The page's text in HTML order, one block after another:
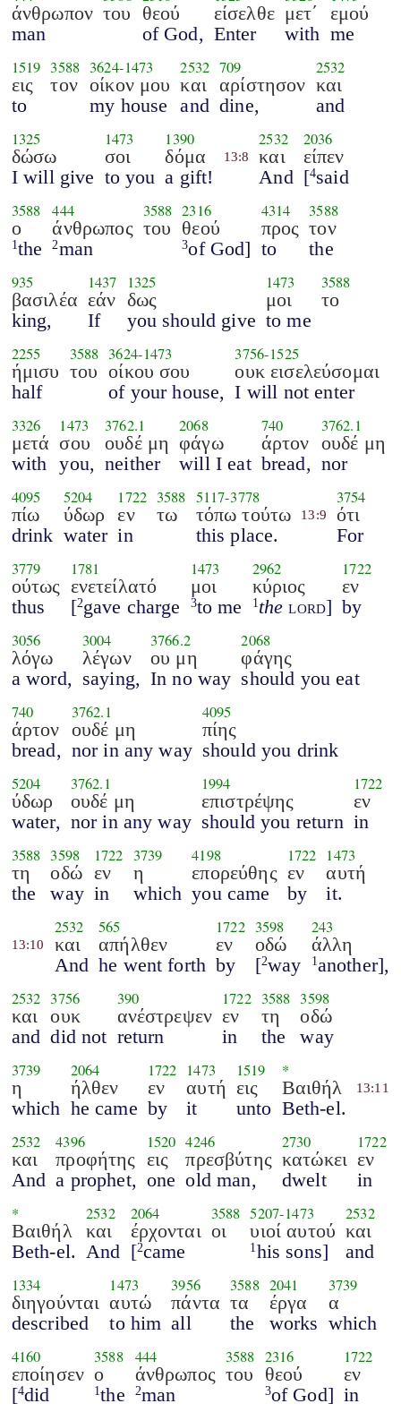
άνθρωπον
man
του θεού
of God,
είσελθε
Enter
μετ΄
with
εμού
me
1519
εις
to
3588
τον
3624-1473
οίκον μου
my house
2532
και
and
709
αρίστησον
dine,
2532
και
and
1325
δώσω
I will give
1473
σοι
to you
1390
δόμα
a gift!
13:8
2532
και
And
2036
είπεν
[4said
3588
ο
1 the
444
άνθρωπος
2man
3588
του
2316
θεού
3of God]
4314
προς
to
3588
τον
the
935
βασιλέα
king,
1437
εάν
If
1325
δως
you should give
1473
μοι
to me
3588
το
2255
ήμισυ
half
3588
του
3624-1473
οίκου σου
of your house,
3756-1525
ουκ εισελεύσομαι
I will not enter
3326
μετά
with
1473
σου
you,
3762.1
ουδέ μη
neither
2068
φάγω
will I eat
740
άρτον
bread,
3762.1
ουδέ μη
nor
4095
πίω
drink
5204
ύδωρ
water
1722
εν
in
3588
τω
5117-3778
τόπω τούτω
this place.
13:9
3754
ότι
For
3779
ούτως
thus
1781
ενετείλατό
[2gave charge
1473
μοι
3to me
2962
κύριος
1 the lord]
1722
εν
by
3056
λόγω
a word,
3004
λέγων
saying,
3766.2
ου μη
In no way
2068
φάγης
should you eat
740
άρτον
bread,
3762.1
ουδέ μη
nor in any way
4095
πίης
should you drink
5204
ύδωρ
water,
3762.1
ουδέ μη
nor in any way
1994
επιστρέψης
should you return
1722
εν
in
3588
τη
the
3598
οδώ
way
1722
εν
in
3739
η
which
4198
επορεύθης
you came
1722
εν
by
1473
αυτή
it.
13:10
2532
και
And
565
απήλθεν
he went forth
1722
εν
by
3598
οδώ
[2way
243
άλλη
1 another],
2532
και
and
3756
ουκ
did not
390
ανέστρεψεν
return
1722
εν
in
3588
τη
the
3598
οδώ
way
3739
η
which
2064
ήλθεν
he came
1722
εν
by
1473
αυτή
it
1519
εις
unto
*
Βαιθήλ
Beth-el.
13:11
2532
και
And
4396
προφήτης
a prophet,
1520
εις
one
4246
πρεσβύτης
old man,
2730
κατώκει
dwelt
1722
εν
in
*
Βαιθήλ
Beth-el.
2532
και
And
2064
έρχονται
[2came
3588
οι
5207-1473
υιοί αυτού
1 his sons]
2532
και
and
1334
διηγούνται
described
1473
αυτώ
to him
3956
πάντα
all
3588
τα
the
2041
έργα
works
3739
α
which
4160
εποίησεν
[4did
3588
ο
1the
444
άνθρωπος
2man
3588
του
2316
θεού
3of God]
1722
εν
in